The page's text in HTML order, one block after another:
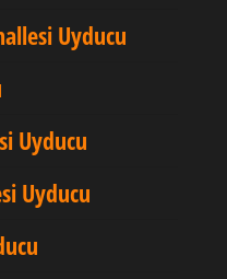
Uyducu
Uyducu
Uyducu